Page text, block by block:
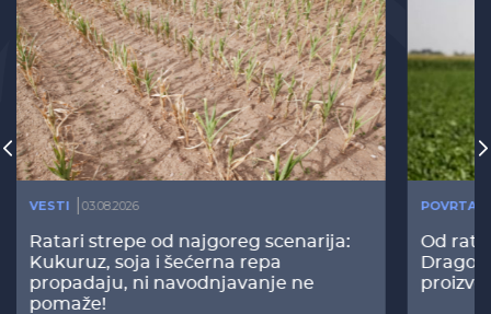
VESTI 03.08.2026
Ratari strepe od najgoreg scenarija:
Kukuruz, soja i šećerna repa
propadaju, ni navodnjavanje ne
pomaže!
Od